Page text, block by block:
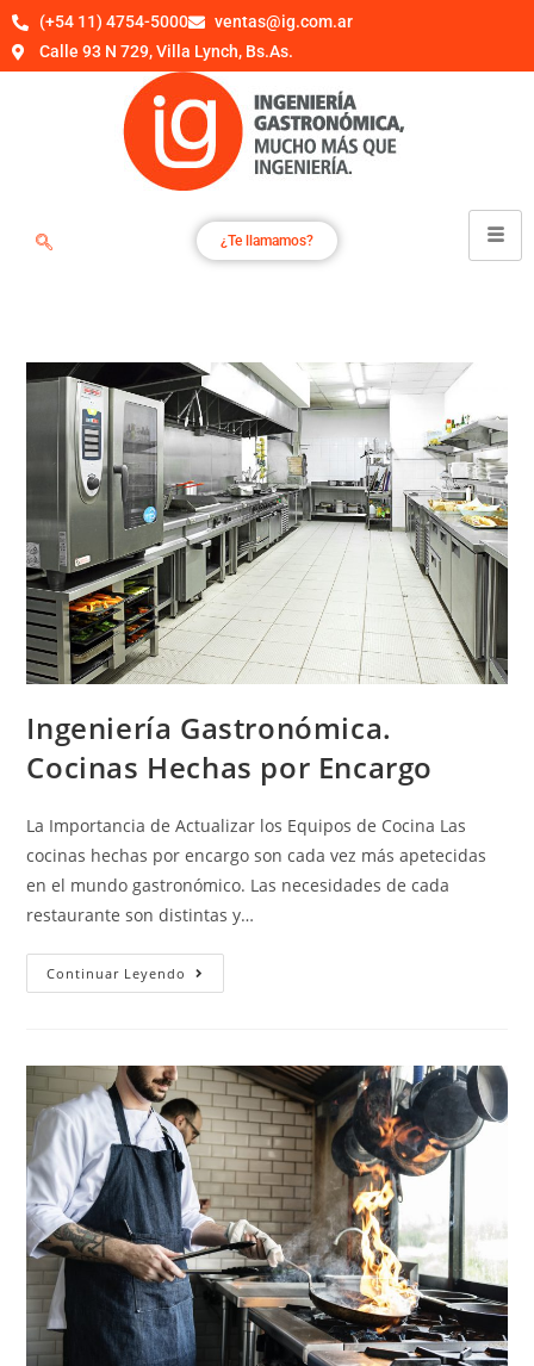
(+54 11) 4754-5000
ventas@ig.com.ar
Calle 93 N 729, Villa Lynch, Bs.As.
¿Te llamamos?
Ingeniería Gastronómica.
Cocinas Hechas por Encargo
La Importancia de Actualizar los Equipos de Cocina Las
cocinas hechas por encargo son cada vez más apetecidas
en el mundo gastronómico. Las necesidades de cada
restaurante son distintas y…
Continuar Leyendo